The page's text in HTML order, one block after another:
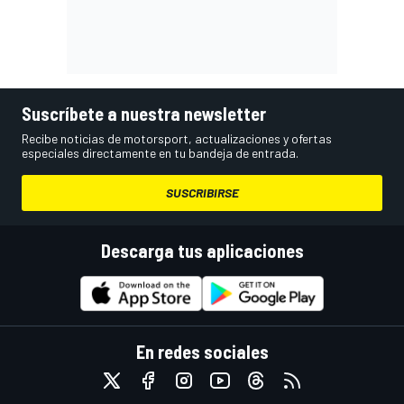
Suscríbete a nuestra newsletter
Recibe noticias de motorsport, actualizaciones y ofertas
especiales directamente en tu bandeja de entrada.
SUSCRIBIRSE
Descarga tus aplicaciones
En redes sociales